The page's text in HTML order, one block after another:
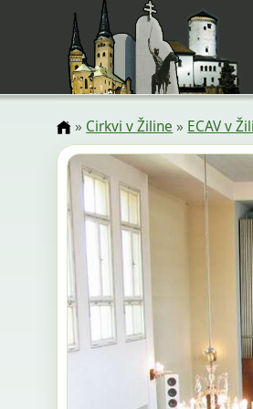
» Cirkvi v Žiline » ECAV v